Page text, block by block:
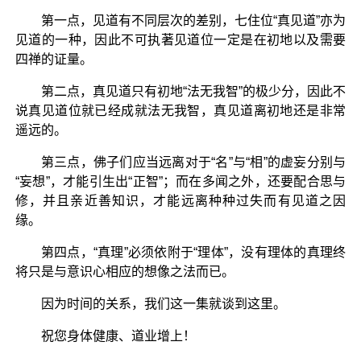
第一点，见道有不同层次的差别，七住位“真见道”亦为
见道的一种，因此不可执著见道位一定是在初地以及需要
四禅的证量。
第二点，真见道只有初地“法无我智”的极少分，因此不
说真见道位就已经成就法无我智，真见道离初地还是非常
遥远的。
第三点，佛子们应当远离对于“名”与“相”的虚妄分别与
“妄想”，才能引生出“正智”；而在多闻之外，还要配合思与
修，并且亲近善知识，才能远离种种过失而有见道之因
缘。
第四点，“真理”必须依附于“理体”，没有理体的真理终
将只是与意识心相应的想像之法而已。
因为时间的关系，我们这一集就谈到这里。
祝您身体健康、道业增上！